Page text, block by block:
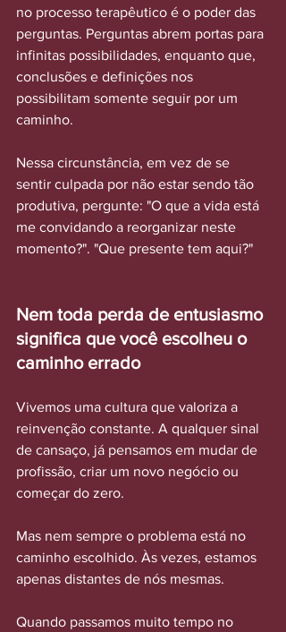
no processo terapêutico é o poder das
perguntas. Perguntas abrem portas para
infinitas possibilidades, enquanto que,
conclusões e definições nos
possibilitam somente seguir por um
caminho.
Nessa circunstância, em vez de se
sentir culpada por não estar sendo tão
produtiva, pergunte: "O que a vida está
me convidando a reorganizar neste
momento?". "Que presente tem aqui?"
Nem toda perda de entusiasmo
significa que você escolheu o
caminho errado
Vivemos uma cultura que valoriza a
reinvenção constante. A qualquer sinal
de cansaço, já pensamos em mudar de
profissão, criar um novo negócio ou
começar do zero.
Mas nem sempre o problema está no
caminho escolhido. Às vezes, estamos
apenas distantes de nós mesmas.
Quando passamos muito tempo no